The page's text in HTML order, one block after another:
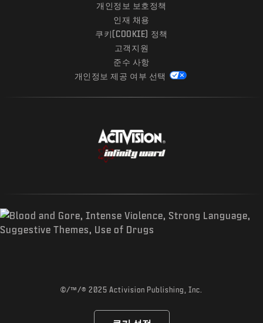
개인정보 보호정책
인재 채용
쿠키(COOKIE) 정책
고객지원
준수 사항
개인정보 제공 여부 선택
©/™/® 2025 Activision Publishing, Inc.